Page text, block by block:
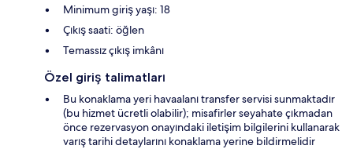
Minimum giriş yaşı: 18
Çıkış saati: öğlen
Temassız çıkış imkânı
Özel giriş talimatları
Bu konaklama yeri havaalanı transfer servisi sunmaktadır
(bu hizmet ücretli olabilir); misafirler seyahate çıkmadan
önce rezervasyon onayındaki iletişim bilgilerini kullanarak
varış tarihi detaylarını konaklama yerine bildirmelidir